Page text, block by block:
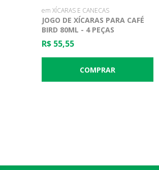
em XÍCARAS E CANECAS
JOGO DE XÍCARAS PARA CAFÉ
BIRD 80ML - 4 PEÇAS
R$ 55,55